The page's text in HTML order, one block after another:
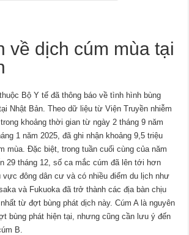
về dịch cúm mùa tại
Bộ Y tế đã thông báo về tình hình bùng
Nhật Bản. Theo dữ liệu từ Viện Truyền nhiễm
khoảng thời gian từ ngày 2 tháng 9 năm
1 năm 2025, đã ghi nhận khoảng 9,5 triệu
mùa. Đặc biệt, trong tuần cuối cùng của năm
29 tháng 12, số ca mắc cúm đã lên tới hơn
vực đông dân cư và có nhiều điểm du lịch như
và Fukuoka đã trở thành các địa bàn chịu
từ đợt bùng phát dịch này. Cúm A là nguyên
bùng phát hiện tại, nhưng cũng cần lưu ý đến
B.